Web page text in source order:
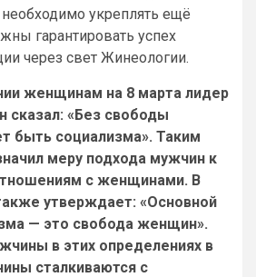
укреплять ещё
гарантировать успех
через свет Жинеологии.
женщинам на 8 марта лидер
сказал: «Без свободы
быть социализма». Таким
меру подхода мужчин к
с женщинами. В
утверждает: «Основной
— это свобода женщин».
в этих определениях в
сталкиваются с